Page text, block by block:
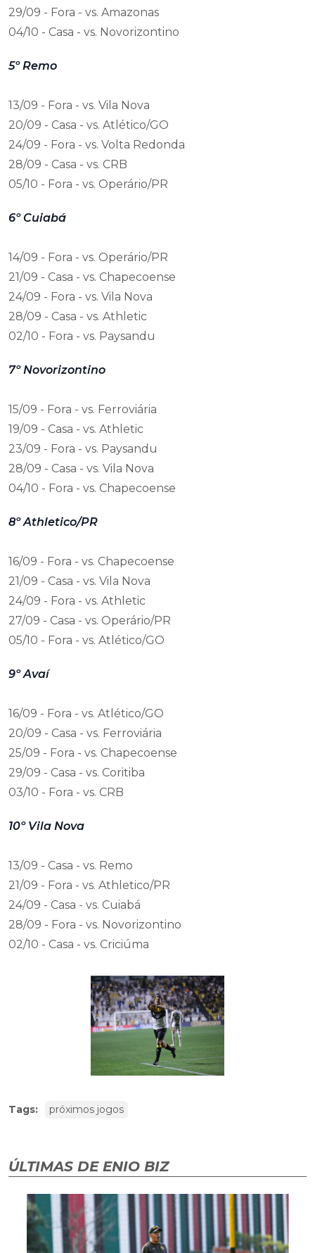
29/09 - Fora - vs. Amazonas
04/10 - Casa - vs. Novorizontino
5º Remo
13/09 - Fora - vs. Vila Nova
20/09 - Casa - vs. Atlético/GO
24/09 - Fora - vs. Volta Redonda
28/09 - Casa - vs. CRB
05/10 - Fora - vs. Operário/PR
6º Cuiabá
14/09 - Fora - vs. Operário/PR
21/09 - Casa - vs. Chapecoense
24/09 - Fora - vs. Vila Nova
28/09 - Casa - vs. Athletic
02/10 - Fora - vs. Paysandu
7º Novorizontino
15/09 - Fora - vs. Ferroviária
19/09 - Casa - vs. Athletic
23/09 - Fora - vs. Paysandu
28/09 - Casa - vs. Vila Nova
04/10 - Fora - vs. Chapecoense
8º Athletico/PR
16/09 - Fora - vs. Chapecoense
21/09 - Casa - vs. Vila Nova
24/09 - Fora - vs. Athletic
27/09 - Casa - vs. Operário/PR
05/10 - Fora - vs. Atlético/GO
9º Avaí
16/09 - Fora - vs. Atlético/GO
20/09 - Casa - vs. Ferroviária
25/09 - Fora - vs. Chapecoense
29/09 - Casa - vs. Coritiba
03/10 - Fora - vs. CRB
10º Vila Nova
13/09 - Casa - vs. Remo
21/09 - Fora - vs. Athletico/PR
24/09 - Casa - vs. Cuiabá
28/09 - Fora - vs. Novorizontino
02/10 - Casa - vs. Criciúma
Tags: próximos jogos
ÚLTIMAS DE ENIO BIZ